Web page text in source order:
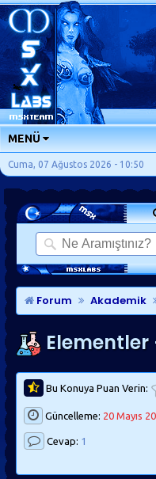
MENÜ
ANA SAYFA
FORUMLAR
SORU-CEVAP
GÜNLÜKLER
SON MESAJLAR
KISAYOLLAR
Cuma, 07 Ağustos 2026 - 10:50
Forum Akademik
Bu Konuya Puan Verin:
Güncelleme: 20 Mayıs
Cevap: 1